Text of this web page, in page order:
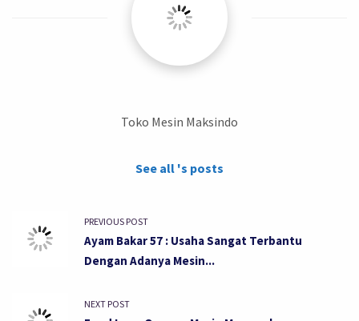
Toko Mesin Maksindo
See all 's posts
PREVIOUS POST
Ayam Bakar 57 : Usaha Sangat Terbantu
Dengan Adanya Mesin...
NEXT POST